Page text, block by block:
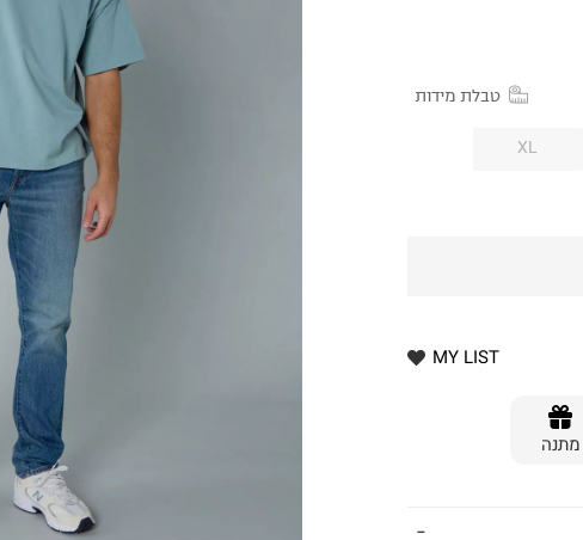
טבלת מידות
XL
MY LIST
מתנה